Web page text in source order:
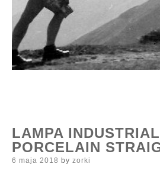
LAMPA
PORCELAIN
Posted
6 maja 2018 by zorki